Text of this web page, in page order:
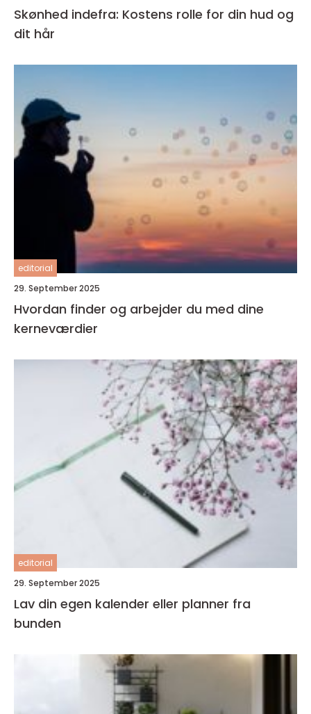
Skønhed indefra: Kostens rolle for din hud og
dit hår
editorial
29. September 2025
Hvordan finder og arbejder du med dine
kerneværdier
editorial
29. September 2025
Lav din egen kalender eller planner fra
bunden